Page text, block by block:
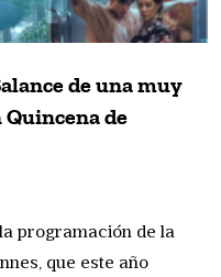
de una muy
Quincena de
programación de la
que este año